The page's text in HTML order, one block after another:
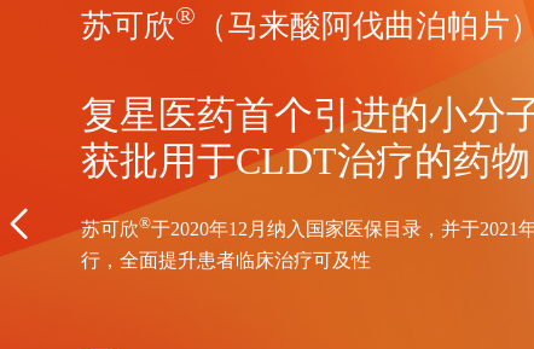
苏可欣® （马来酸阿伐曲泊帕片）
复星医药首个引进的小分
获批用于CLDT治疗的药物
苏可欣®于2020年12月纳入国家医保目录，并于2021
行，全面提升患者临床治疗可及性